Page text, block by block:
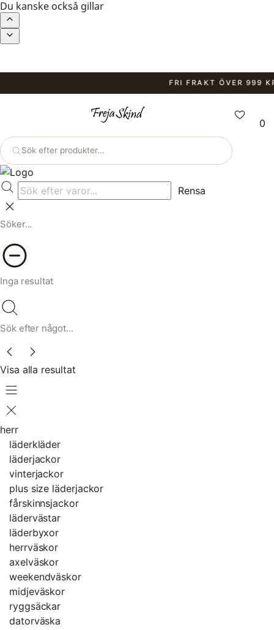
Du kanske också gillar
FRI FRAKT ÖVER 999 KR.
Sök efter produkter...
Rensa
Söker...
Inga resultat
Sök efter något...
Visa alla resultat
0
herr
läderkläder
läderjackor
vinterjackor
plus size läderjackor
fårskinnsjackor
lädervästar
läderbyxor
herrväskor
axelväskor
weekendväskor
midjeväskor
ryggsäckar
datorväska